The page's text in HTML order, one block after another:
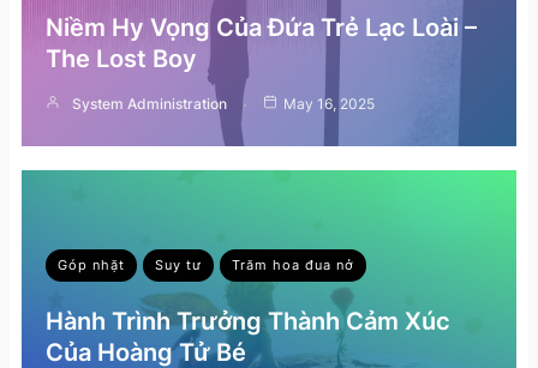
Niềm Hy Vọng Của Đứa Trẻ Lạc Loài –
The Lost Boy
System Administration May 16, 2025
Góp nhặt Suy tư Trăm hoa đua nở
Hành Trình Trưởng Thành Cảm Xúc
Của Hoàng Tử Bé